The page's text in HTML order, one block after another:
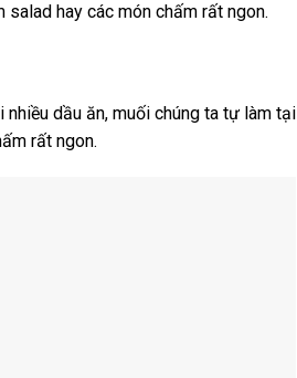
hay các món chấm rất ngon.
dầu ăn, muối chúng ta tự làm tại
rất ngon.